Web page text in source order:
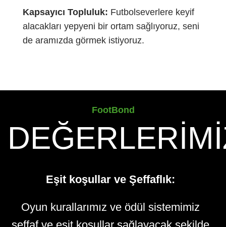
Kapsayıcı Topluluk: Futbolseverlere keyif
alacakları yepyeni bir ortam sağlıyoruz, seni
de aramızda görmek istiyoruz.
FootBond
Eşit koşullar ve Şeffaflık:
Oyun kurallarımız ve ödül sistemimiz